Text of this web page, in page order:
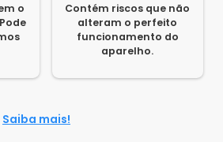
o
Contém riscos que não
alteram o perfeito
funcionamento do
aparelho.
Saiba mais!